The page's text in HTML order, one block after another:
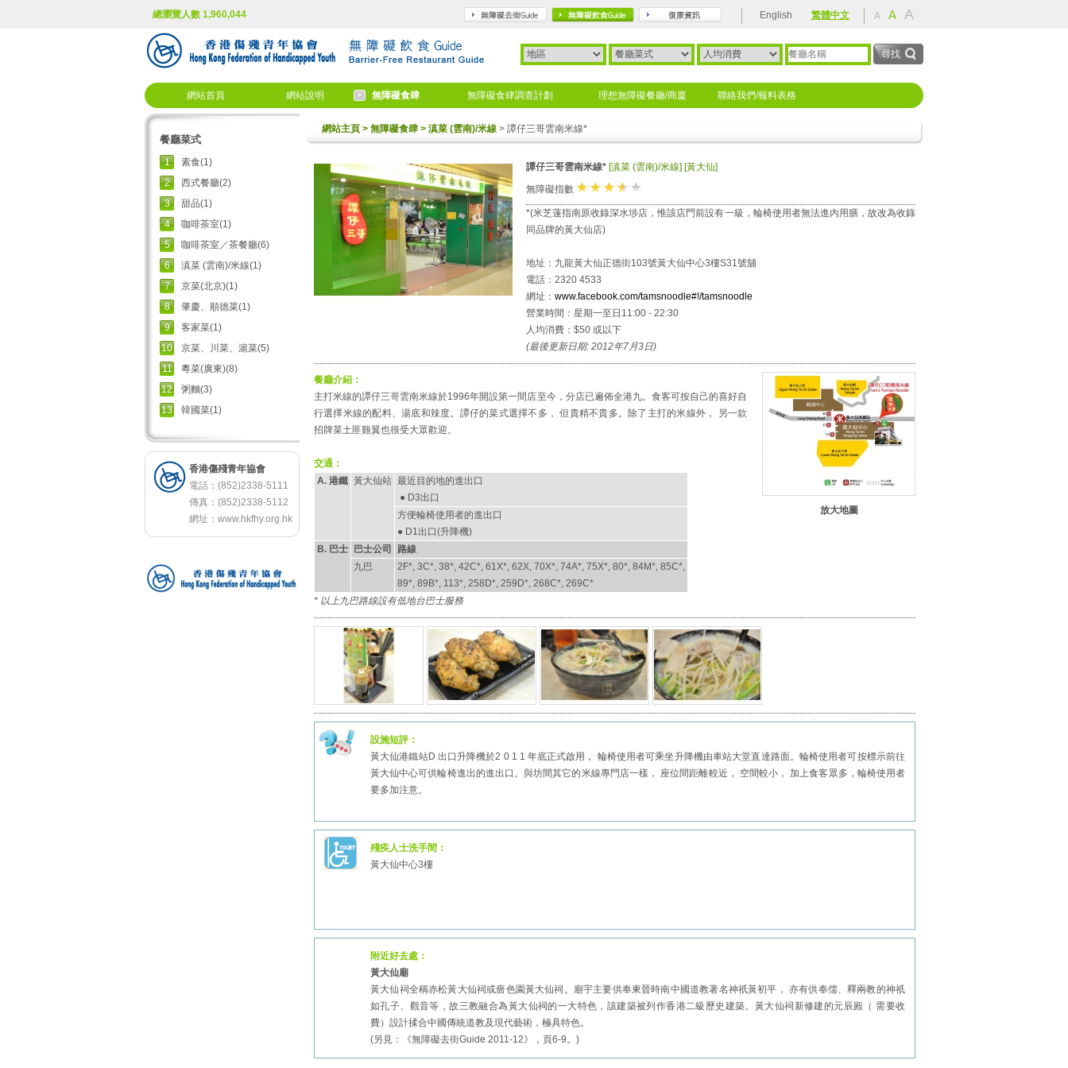
總瀏覽人數 1,960,044 travel gourmet rehabilitationEnglish 繁體中文 A A A
網站首頁 網站說明 無障礙食肆 無障礙食肆調查計劃 理想無障礙餐廳/商廈 聯絡我們/報料表格
餐廳菜式
1
素食(1)
2
西式餐廳(2)
3
甜品(1)
4
咖啡茶室(1)
5
咖啡茶室／茶餐廳(6)
6
滇菜 (雲南)/米線(1)
7
京菜(北京)(1)
8
肇慶、順德菜(1)
9
客家菜(1)
10
京菜、川菜、滬菜(5)
11
粵菜(廣東)(8)
12
粥麵(3)
13
韓國菜(1)
香港傷殘青年協會
電話：(852)2338-5111
傳真：(852)2338-5112
網址： www.hkfhy.org.hk
網站主頁 > 無障礙食肆 > 滇菜 (雲南)/米線 > 譚仔三哥雲南米線*
譚仔三哥雲南米線* [滇菜 (雲南)/米線] [黃大仙]
無障礙指數
★ ★ ★ +(★*0.5)
*(米芝蓮指南原收錄深水埗店，惟該店門前設有一級，輪椅使用者無法進內用膳，故改為收錄
同品牌的黃大仙店)
地址：九龍黃大仙正德街103號黃大仙中心3樓S31號舖
電話：2320 4533
網址： www.facebook.com/tamsnoodle#!/tamsnoodle
營業時間：星期一至日11:00 - 22:30
人均消費：$50 或以下
(最後更新日期: 2012年7月3日)
放大地圖
餐廳介紹：
主打米線的譚仔三哥雲南米線於1996年開設第一間店至今，分店已遍佈全港九。食客可按自己的喜好自
行選擇米線的配料、湯底和辣度。譚仔的菜式選擇不多， 但貴精不貴多。除了主打的米線外， 另一款
招牌菜土匪雞翼也很受大眾歡迎。
交通：
A. 港鐵 黃大仙站 最近目的地的進出口
● D3出口
方便輪椅使用者的進出口
● D1出口(升降機)
B. 巴士
巴士公司
路線
九巴
2F*, 3C*, 38*, 42C*, 61X*, 62X, 70X*, 74A*, 75X*, 80*, 84M*, 85C*,
89*, 89B*, 113*, 258D*, 259D*, 268C*, 269C*
* 以上九巴路線設有低地台巴士服務
設施短評：
黃大仙港鐵站D 出口升降機於2 0 1 1 年底正式啟用， 輪椅使用者可乘坐升降機由車站大堂直達路面。輪椅使用者可按標示前往
黃大仙中心可供輪椅進出的進出口。與坊間其它的米線專門店一樣， 座位間距離較近， 空間較小， 加上食客眾多，輪椅使用者
要多加注意。
殘疾人士洗手間：
黃大仙中心3樓
附近好去處：
黃大仙廟
黃大仙祠全稱赤松黃大仙祠或嗇色園黃大仙祠。廟宇主要供奉東晉時南中國道教著名神祇黃初平， 亦有供奉儒、釋兩教的神祇
如孔子、觀音等，故三教融合為黃大仙祠的一大特色，該建築被列作香港二級歷史建築。黃大仙祠新修建的元辰殿（ 需要收
費）設計揉合中國傳統道教及現代藝術，極具特色。
(另見：《無障礙去街Guide 2011-12》，頁6-9。)